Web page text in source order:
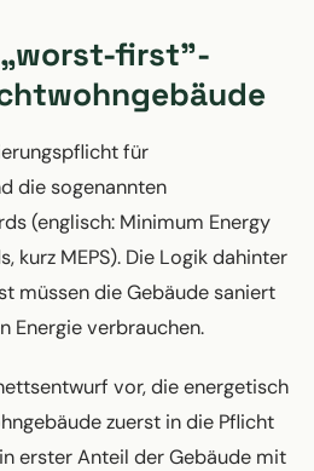
„worst-first"-
für
die sogenannten
(englisch: Minimum Energy
kurz MEPS). Die Logik dahinter
müssen die Gebäude saniert
Energie verbrauchen.
vor, die energetisch
zuerst in die Pflicht
erster Anteil der Gebäude mit